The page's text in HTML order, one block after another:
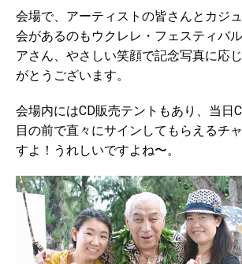
会場で、アーティストの皆さんとカジ
会があるのもウクレレ・フェスティバ
アさん、やさしい笑顔で記念写真に応
がとうございます。
会場内にはCD販売テントもあり、当日
目の前で直々にサインしてもらえるチ
すよ！うれしいですよね〜。